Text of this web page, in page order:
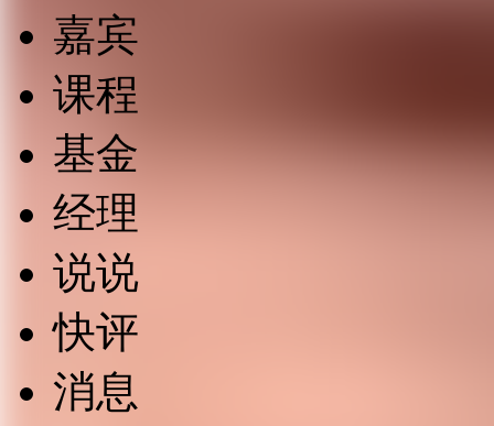
嘉宾
课程
基金
经理
说说
快评
消息